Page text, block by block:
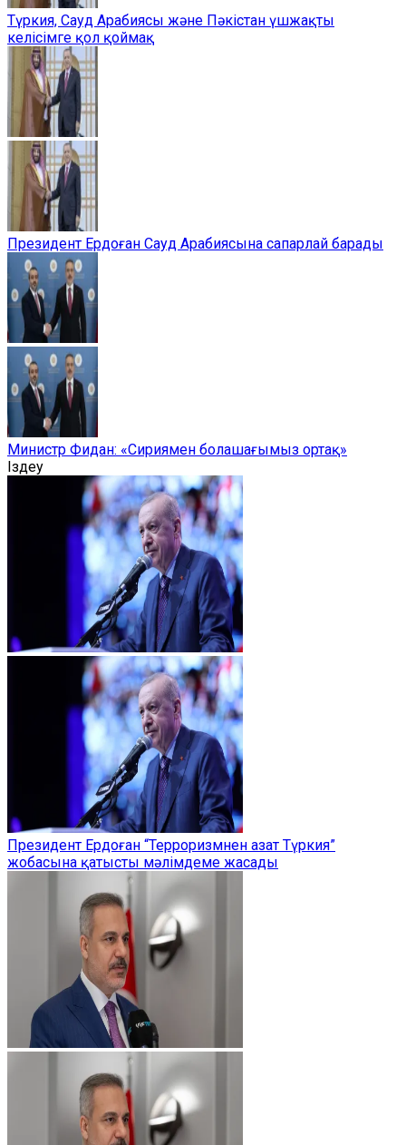
Түркия, Сауд Арабиясы және Пәкістан үшжақты
келісімге қол қоймақ
Президент Ердоған Сауд Арабиясына сапарлай барады
Министр Фидан: «Сириямен болашағымыз ортақ»
Іздеу
Президент Ердоған “Терроризмнен азат Түркия”
жобасына қатысты мәлімдеме жасады